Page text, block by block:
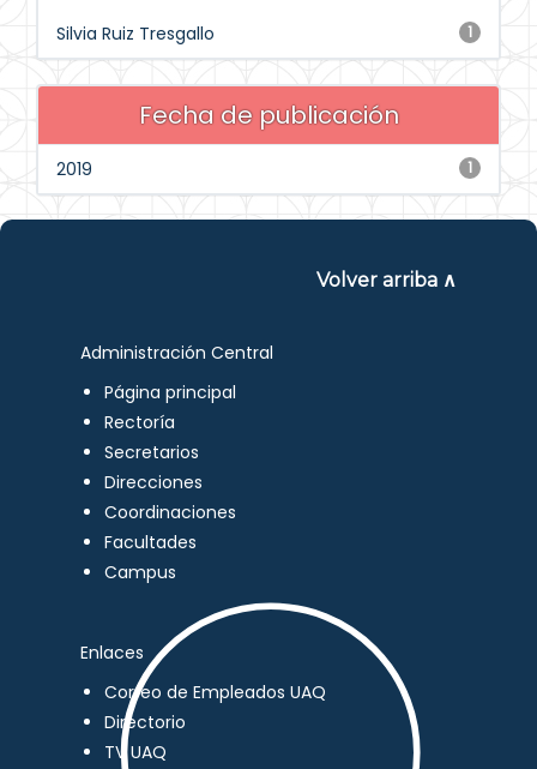
1
Silvia Ruiz Tresgallo
Fecha de publicación
1
2019
Volver arriba ∧
Administración Central
Página principal
Rectoría
Secretarios
Direcciones
Coordinaciones
Facultades
Campus
Enlaces
Correo de Empleados UAQ
Directorio
TV UAQ